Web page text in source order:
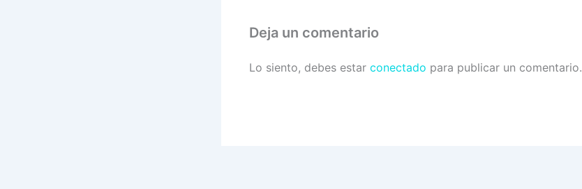
Deja un comentario
Lo siento, debes estar conectado para publicar un comentario.